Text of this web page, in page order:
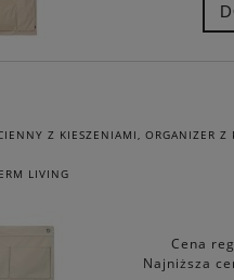
Z KIESZENIAMI, ORGANIZER Z
LIVING
Cena
Najniższa